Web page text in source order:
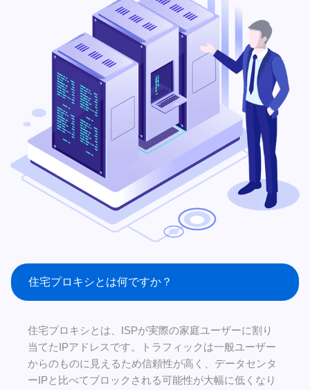
住宅プロキシとは何ですか？
住宅プロキシとは、ISPが実際の家庭ユーザーに割り
当てたIPアドレスです。トラフィックは一般ユーザー
からのものに見えるため信頼性が高く、データセンタ
ーIPと比べてブロックされる可能性が大幅に低くなり